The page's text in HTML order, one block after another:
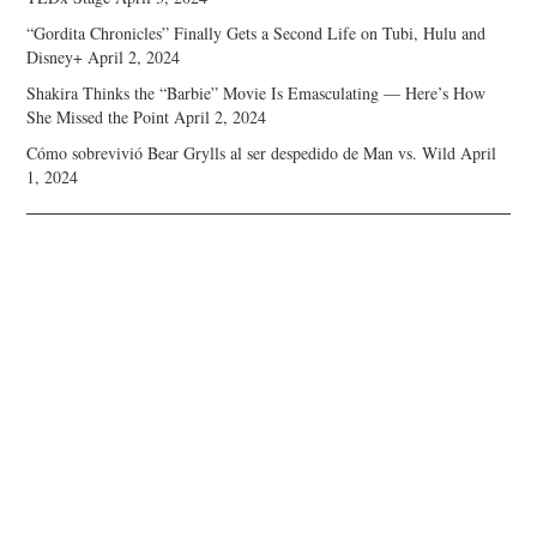
“Gordita Chronicles” Finally Gets a Second Life on Tubi, Hulu and
Disney+ April 2, 2024
Shakira Thinks the “Barbie” Movie Is Emasculating — Here’s How
She Missed the Point April 2, 2024
Cómo sobrevivió Bear Grylls al ser despedido de Man vs. Wild April
1, 2024